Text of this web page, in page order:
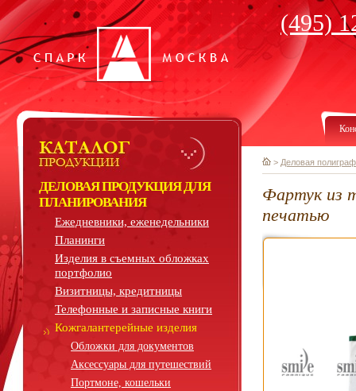
(495)
ДЕЛОВАЯ ПРОДУКЦИЯ ДЛЯ
ПЛАНИРОВАНИЯ
Ежедневники, еженедельники
Планинги
Изделия в съемных обложках
портфолио
Визитницы, кредитницы
Телефонные и записные книги
Кожгалантерейные изделия
Обложки для документов
Аксессуары для путешествий
Портмоне, кошельки
> Деловая
Фартук из
печатью